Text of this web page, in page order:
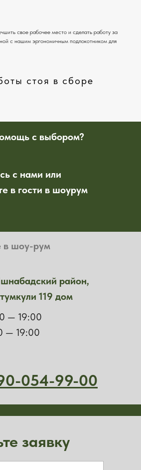
свое рабочее место и сделать работу за
с нашим эргономичным подлокотником для
стоя в сборе
заявку
с нами или
в гости в шоурум
с выбором?
район,
119 дом
054-99-00
— 19:00
— 19:00
в шоу-рум